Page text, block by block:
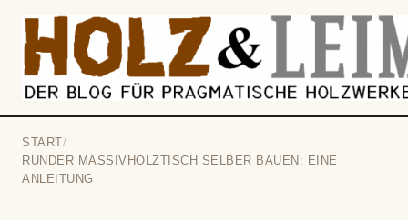
springen
START /
RUNDER MASSIVHOLZTISCH SELBER BAUEN: EINE
ANLEITUNG